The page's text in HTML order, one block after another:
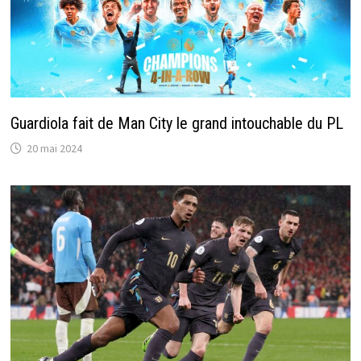
Guardiola fait de Man City le grand intouchable du PL
20 mai 2024